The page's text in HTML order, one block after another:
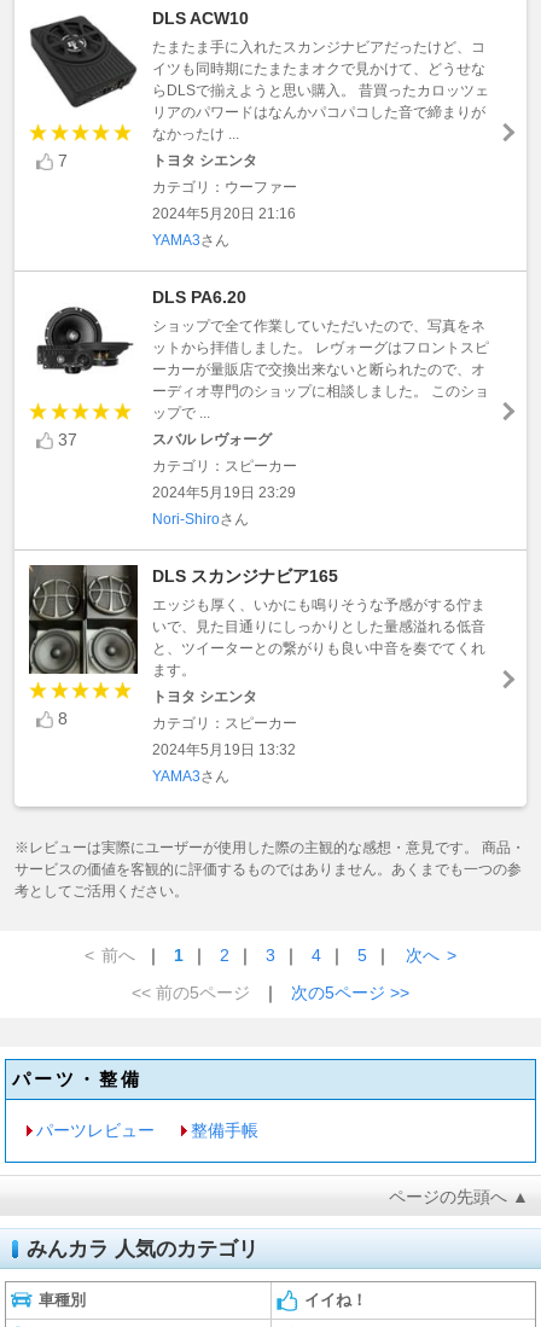
7
DLS ACW10
たまたま手に入れたスカンジナビアだったけど、コ
イツも同時期にたまたまオクで見かけて、どうせな
らDLSで揃えようと思い購入。 昔買ったカロッツェ
リアのパワードはなんかパコパコした音で締まりが
なかったけ ...
トヨタ シエンタ
カテゴリ：ウーファー
2024年5月20日 21:16
YAMA3さん
37
DLS PA6.20
ショップで全て作業していただいたので、写真をネ
ットから拝借しました。 レヴォーグはフロントスピ
ーカーが量販店で交換出来ないと断られたので、オ
ーディオ専門のショップに相談しました。 このショ
ップで ...
スバル レヴォーグ
カテゴリ：スピーカー
2024年5月19日 23:29
Nori-Shiroさん
8
DLS スカンジナビア165
エッジも厚く、いかにも鳴りそうな予感がする佇ま
いで、見た目通りにしっかりとした量感溢れる低音
と、ツイーターとの繋がりも良い中音を奏でてくれ
ます。
トヨタ シエンタ
カテゴリ：スピーカー
2024年5月19日 13:32
YAMA3さん
※レビューは実際にユーザーが使用した際の主観的な感想・意見です。 商品・
サービスの価値を客観的に評価するものではありません。あくまでも一つの参
考としてご活用ください。
< 前へ ｜ 1 ｜ 2 ｜ 3 ｜ 4 ｜ 5 ｜ 次へ >
<< 前の5ページ
｜ 次の5ページ >>
パーツ・整備
パーツレビュー 整備手帳
ページの先頭へ ▲
みんカラ 人気のカテゴリ
車種別 イイね！